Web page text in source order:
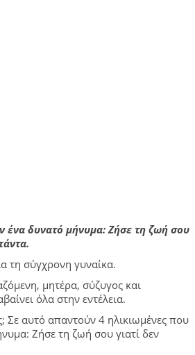
ένα δυνατό μήνυμα: Ζήσε τη ζωή σου
τη σύγχρονη γυναίκα.
μητέρα, σύζυγος και
όλα στην εντέλεια.
Σε αυτό απαντούν 4 ηλικιωμένες που
Ζήσε τη ζωή σου γιατί δεν